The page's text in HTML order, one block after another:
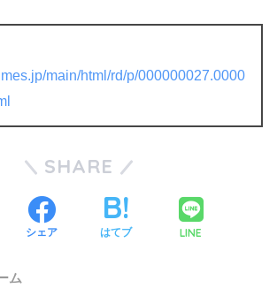
main/html/rd/p/000000027.0000
SHARE
シェア はてブ LINE
ム